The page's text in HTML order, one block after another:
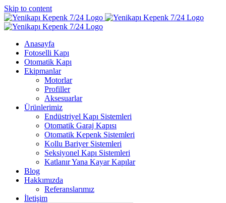
Skip to content
Anasayfa
Fotoselli Kapı
Otomatik Kapı
Ekipmanlar
Motorlar
Profiller
Aksesuarlar
Ürünlerimiz
Endüstriyel Kapı Sistemleri
Otomatik Garaj Kapısı
Otomatik Kepenk Sistemleri
Kollu Bariyer Sistemleri
Seksiyonel Kapı Sistemleri
Katlanır Yana Kayar Kapılar
Blog
Hakkımızda
Referanslarımız
İletişim